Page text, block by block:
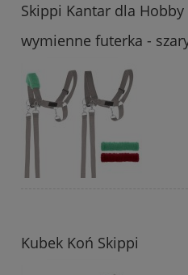
Skippi Kantar dla
wymienne futerka -
Kubek Koń Skippi